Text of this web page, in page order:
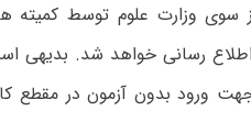
سوی وزارت علوم توسط کمیته
اطلاع رسانی خواهد شد. بدیهی
ورود بدون آزمون در مقطع